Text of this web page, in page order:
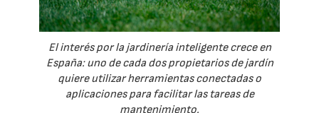
El interés por la jardinería inteligente crece en
España: uno de cada dos propietarios de jardín
quiere utilizar herramientas conectadas o
aplicaciones para facilitar las tareas de
mantenimiento.